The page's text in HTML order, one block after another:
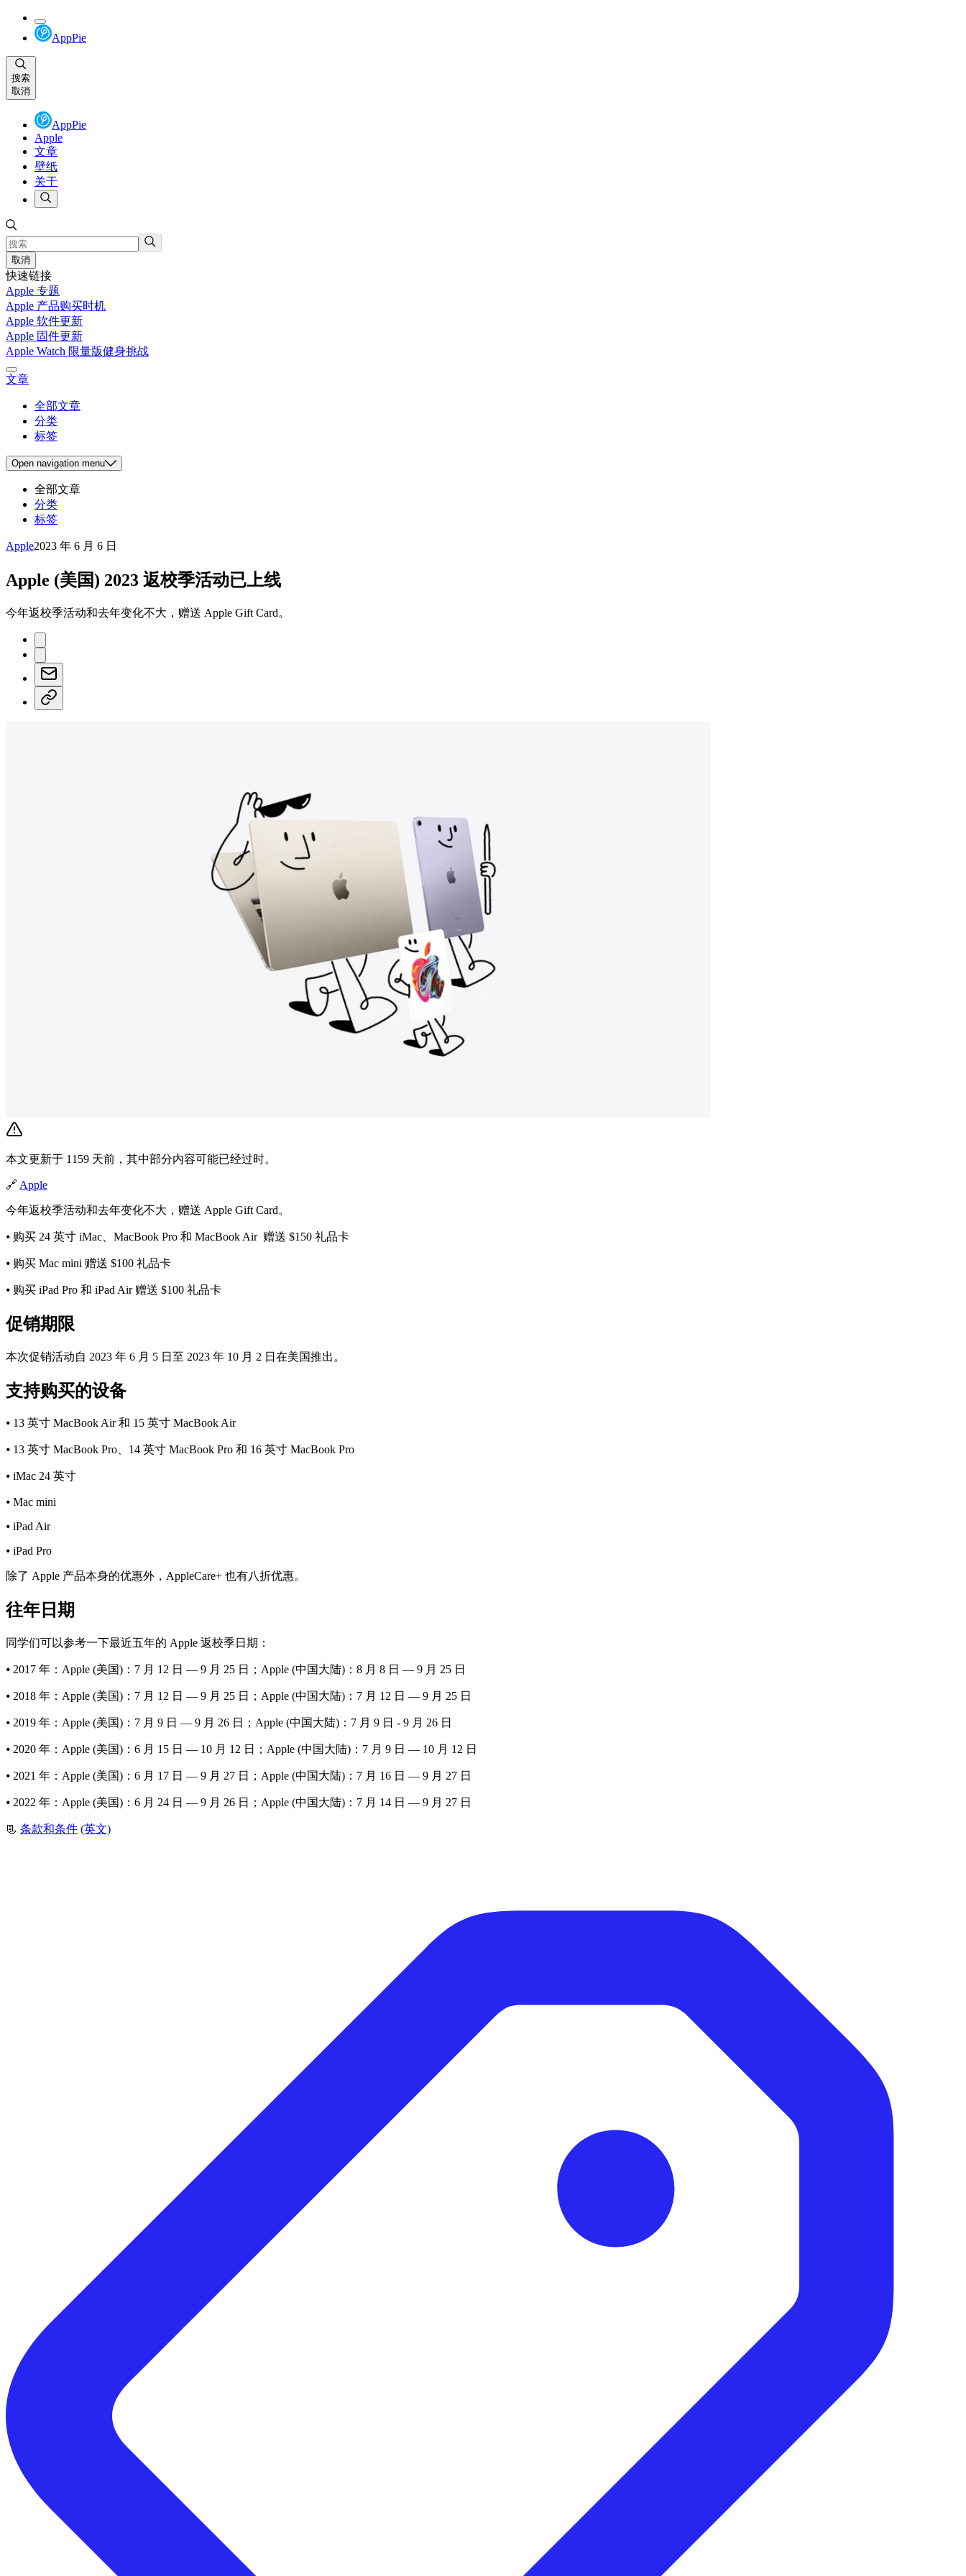
AppPie
搜索
取消
AppPie
Apple
文章
壁纸
关于
取消
快速链接
Apple 专题
Apple 产品购买时机
Apple 软件更新
Apple 固件更新
Apple Watch 限量版健身挑战
文章
全部文章
分类
标签
Open navigation menu
全部文章
分类
标签
Apple2023 年 6 月 6 日
Apple (美国) 2023 返校季活动已上线
今年返校季活动和去年变化不大，赠送 Apple Gift Card。
本文更新于 1159 天前，其中部分内容可能已经过时。
🔗 Apple
今年返校季活动和去年变化不大，赠送 Apple Gift Card。
⦁ 购买 24 英寸 iMac、MacBook Pro 和 MacBook Air 赠送 $150 礼品卡
⦁ 购买 Mac mini 赠送 $100 礼品卡
⦁ 购买 iPad Pro 和 iPad Air 赠送 $100 礼品卡
促销期限
本次促销活动自 2023 年 6 月 5 日至 2023 年 10 月 2 日在美国推出。
支持购买的设备
⦁ 13 英寸 MacBook Air 和 15 英寸 MacBook Air
⦁ 13 英寸 MacBook Pro、14 英寸 MacBook Pro 和 16 英寸 MacBook Pro
⦁ iMac 24 英寸
⦁ Mac mini
⦁ iPad Air
⦁ iPad Pro
除了 Apple 产品本身的优惠外，AppleCare+ 也有八折优惠。
往年日期
同学们可以参考一下最近五年的 Apple 返校季日期：
⦁ 2017 年：Apple (美国)：7 月 12 日 — 9 月 25 日；Apple (中国大陆)：8 月 8 日 — 9 月 25 日
⦁ 2018 年：Apple (美国)：7 月 12 日 — 9 月 25 日；Apple (中国大陆)：7 月 12 日 — 9 月 25 日
⦁ 2019 年：Apple (美国)：7 月 9 日 — 9 月 26 日；Apple (中国大陆)：7 月 9 日 - 9 月 26 日
⦁ 2020 年：Apple (美国)：6 月 15 日 — 10 月 12 日；Apple (中国大陆)：7 月 9 日 — 10 月 12 日
⦁ 2021 年：Apple (美国)：6 月 17 日 — 9 月 27 日；Apple (中国大陆)：7 月 16 日 — 9 月 27 日
⦁ 2022 年：Apple (美国)：6 月 24 日 — 9 月 26 日；Apple (中国大陆)：7 月 14 日 — 9 月 27 日
📃 条款和条件 (英文)